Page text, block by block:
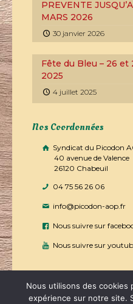
PREVENTE
MARS 2026
30 janvier 2026
Fête du Bleu – 26 et
2025
4 juillet 2025
Nos Coordonnées
Syndicat du Picodon
40 avenue de Valence
26120 Chabeuil
04 75 56 26 06
info@picodon-aop.fr
Nous suivre sur
Nous suivre sur
Nous utilisons des cookies
expérience sur notre site.